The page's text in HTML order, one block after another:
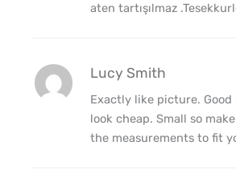
aten tartışılmaz
Lucy Smith
Exactly like picture. Good
look cheap. Small so
the measurements to fit